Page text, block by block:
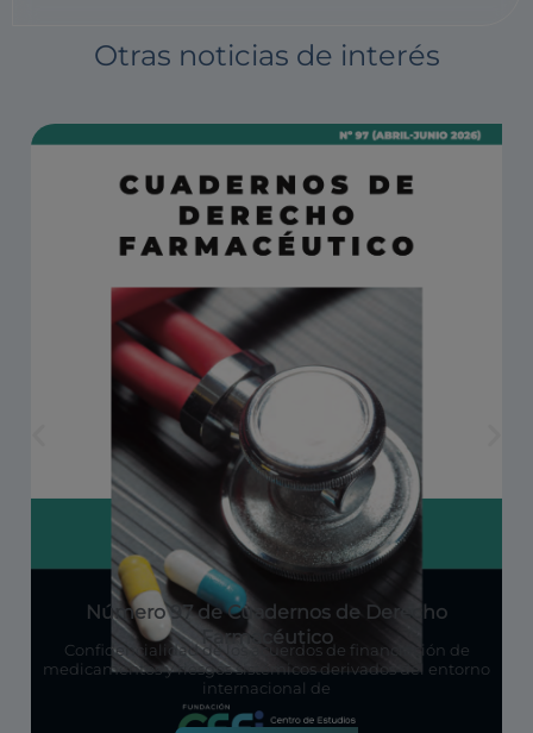
Otras noticias de interés
Número 97 de Cuadernos de Derecho
Farmacéutico
Confidencialidad de los acuerdos de financiación de
medicamentos y riesgos sistémicos derivados del entorno
internacional de